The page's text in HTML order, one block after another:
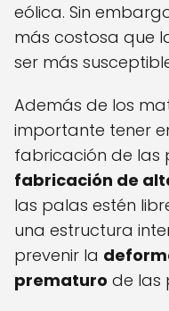
eólica. Sin
más costosa que
ser más
Además de los
importante tener
fabricación de las
fabricación de
las palas estén
una estructura
prevenir la
prematuro de las